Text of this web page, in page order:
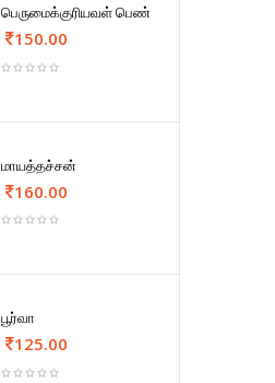
பெருமைக்குரியவள் பெண்
150.00
மாயத்தச்சன்
160.00
பூர்வா
125.00